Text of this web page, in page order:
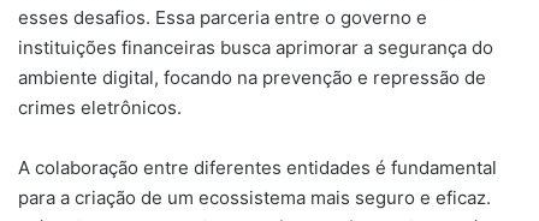
esses desafios. Essa parceria entre o governo e
instituições financeiras busca aprimorar a segurança do
ambiente digital, focando na prevenção e repressão de
crimes eletrônicos.
A colaboração entre diferentes entidades é fundamental
para a criação de um ecossistema mais seguro e eficaz.